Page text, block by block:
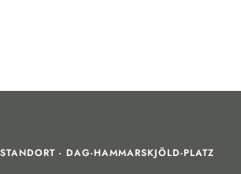
STANDORT - DAG-HAMMARSKJÖLD-PLATZ